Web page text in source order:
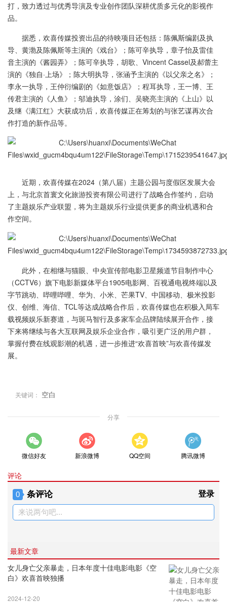
打，致力透过与优秀导演及专业创作团队深耕优质多元化的影视作
品。
据悉，欢喜传媒投资出品的待映项目还包括：陈佩斯编剧及执
导、黄渤及陈佩斯等主演的《戏台》；陈可辛执导，章子怡及雷佳
音主演的《酱园弄》；陈可辛执导，胡歌、Vincent Cassel及郝蕾主
演的《独自·上场》；陈大明执导，张涵予主演的《以父亲之名》；
李永一执导，王仲衍编剧的《如意饭店》；程耳执导，王一博、王
传君主演的《人鱼》；邬迪执导，涂们、吴晓亮主演的《上山》以
及继《满江红》大获成功后，欢喜传媒正在筹划的与张艺谋再次合
作打造的新作品等。
近期，欢喜传媒在2024（第八届）主题公园与度假区发展大会
上，与北京首寰文化旅游投资有限公司进行了战略合作签约，启动
了主题娱乐产业联盟，将为主题娱乐行业提供更多的商业机遇和合
作空间。
此外，在相继与猫眼、中央宣传部电影卫星频道节目制作中心
（CCTV6）旗下电影新媒体平台1905电影网、百视通电视终端以及
字节跳动、哔哩哔哩、华为、小米、芒果TV、中国移动、极米投影
仪、创维、海信、TCL等达成战略合作后，欢喜传媒也在积极入局车
载视频娱乐新赛道，与斑马智行及多家车企品牌陆续展开合作，接
下来将继续与各大互联网及娱乐企业合作，吸引更广泛的用户群，
掌握付费在线观影潮的机遇，进一步推进“欢喜首映”与欢喜传媒发
展。
关键词： 空白
分享
微信好友 新浪微博 QQ空间 腾讯微博
评论
0 条评论 登录
来说两句吧...
最新文章
女儿身亡父亲暴走，日本年度十佳电影电影《空
白》欢喜首映独播
2024-12-20